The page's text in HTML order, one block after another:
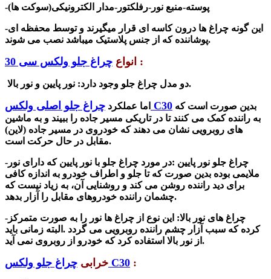
-پوسته-منبع نور-رفلکتور-مدار الکترونیکی(سوکت ها)
-این گونه چراغ ها درون کاسه ای قرار میگیرند و توسط محفظه ای
پوشاننده که از جنس پلاستیک میباشد نصب می شوند.
انواع چراغ جلو ولکس سی 30 :
دو مدل چراغ جلو وجود دارد: نور پایین و نور بالا.
اما عملکرد چراغ جلو اصلی ولکس C30 بدین صورت است که
به راننده کمک می کنند تا در تاریکی مسیر جاده را ببیند و به ماشین
های روبرویی نشان می دهند که خودروی در مسیر جاده (لاین)
مقابل در حال حرکت است.
-چراغ جلو نور پایین :در مورد چراغ جلو با نور پایین که دارای نور
ملایمی بوده بدین صورت که تا جلو و اطراف خودرو به اندازه کافی
برای دید راننده روشن می کند و روشنایی آن، به زیاد نیست که
چشمان راننده خودروهای مقابل را آزار بدهد.
- چراغ های نور بالا: این نوع از چراغ ها نور را به صورت متمرکز
کرده که سبب آزار چشم راننده روبرویی می گردد .البته زمانی باید
از نور بالا استفاده کرد که خودرو از روبروی نمی آید.
خرابی چراغ جلو ولکس C30 :